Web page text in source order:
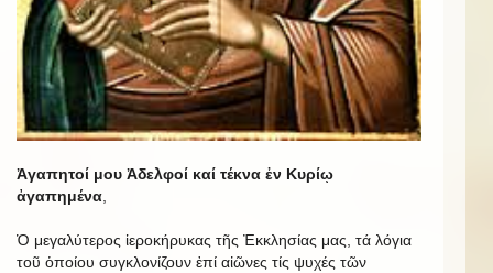
Ἀγαπητοί μου Ἀδελφοί καί τέκνα ἐν Κυρίῳ
ἀγαπημένα
Ὁ μεγαλύτερος ἱεροκήρυκας τῆς Ἐκκλησίας μας, τά λόγια
τοῦ ὁποίου συγκλονίζουν ἐπί αἰῶνες τίς ψυχές τῶν